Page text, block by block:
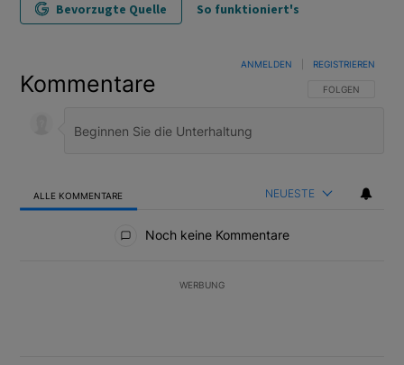
Bevorzugte Quelle So funktioniert's
Kommentare FOLGE DIESER
FOLGEN
ANMELDEN REGISTRIEREN
ALLE KOMMENTARE NEUESTE
Noch keine Kommentare
WERBUNG